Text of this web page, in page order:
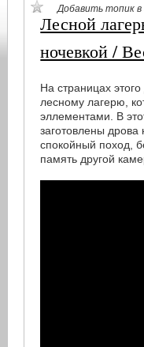
Добавить топик в
Лесной
ночевкой /
На страницах
лесному лагерю,
эллементами. В
заготовлены
спокойный поход,
память другой